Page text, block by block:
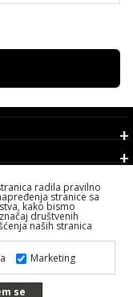
DOO
radila pravilno
stranice sa
kako bismo
društvenih
naših stranica
Marketing
se